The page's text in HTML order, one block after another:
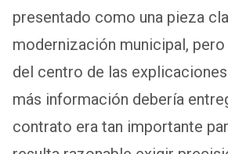
presentado como una pieza
modernización municipal,
del centro de las
más información debería
contrato era tan importante